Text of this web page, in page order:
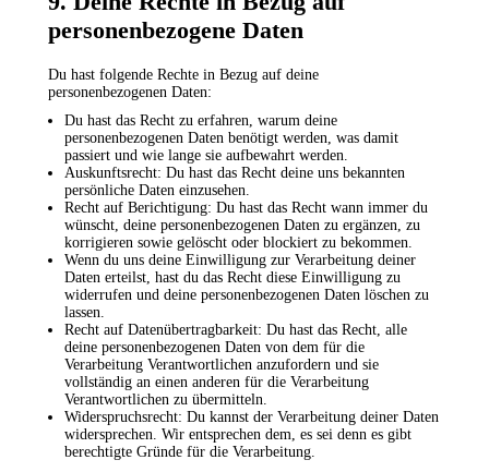
personenbezogene Daten
Du hast folgende Rechte in Bezug auf deine
personenbezogenen Daten:
Du hast das Recht zu erfahren, warum deine
personenbezogenen Daten benötigt werden, was damit
passiert und wie lange sie aufbewahrt werden.
Auskunftsrecht: Du hast das Recht deine uns bekannten
persönliche Daten einzusehen.
Recht auf Berichtigung: Du hast das Recht wann immer du
wünscht, deine personenbezogenen Daten zu ergänzen, zu
korrigieren sowie gelöscht oder blockiert zu bekommen.
Wenn du uns deine Einwilligung zur Verarbeitung deiner
Daten erteilst, hast du das Recht diese Einwilligung zu
widerrufen und deine personenbezogenen Daten löschen zu
lassen.
Recht auf Datenübertragbarkeit: Du hast das Recht, alle
deine personenbezogenen Daten von dem für die
Verarbeitung Verantwortlichen anzufordern und sie
vollständig an einen anderen für die Verarbeitung
Verantwortlichen zu übermitteln.
Widerspruchsrecht: Du kannst der Verarbeitung deiner Daten
widersprechen. Wir entsprechen dem, es sei denn es gibt
berechtigte Gründe für die Verarbeitung.